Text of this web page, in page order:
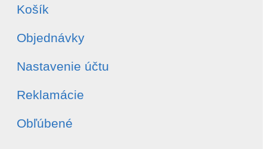
Košík
Objednávky
Nastavenie účtu
Reklamácie
Obľúbené